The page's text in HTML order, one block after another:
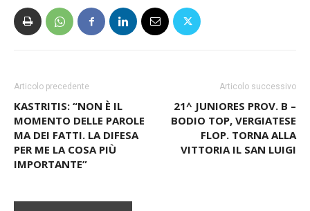
Articolo precedente
KASTRITIS: “NON È IL
MOMENTO DELLE PAROLE
MA DEI FATTI. LA DIFESA
PER ME LA COSA PIÙ
IMPORTANTE”
Articolo successivo
21^ JUNIORES PROV. B –
BODIO TOP, VERGIATESE
FLOP. TORNA ALLA
VITTORIA IL SAN LUIGI